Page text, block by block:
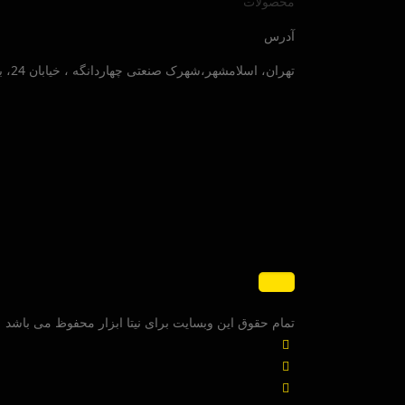
آدرس
تهران، اسلامشهر،شهرک صنعتی چهاردانگه ، خیابان 24، بلوار صنایع جنوبی ، پلاک 30
تمام حقوق این وبسایت برای نیتا ابزار محفوظ می باشد